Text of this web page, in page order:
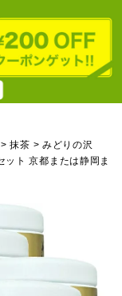
抹茶
みどりの沢
ット 京都または静岡ま